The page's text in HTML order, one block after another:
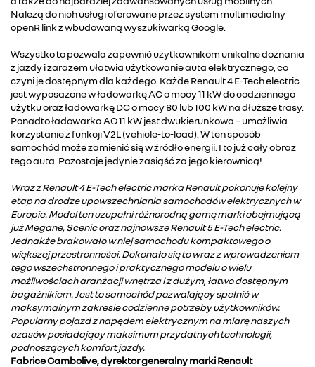
Należą do nich usługi oferowane przez system multimedialny
openR link z wbudowaną wyszukiwarką Google.
Wszystko to pozwala zapewnić użytkownikom unikalne doznania
z jazdy i zarazem ułatwia użytkowanie auta elektrycznego, co
czyni je dostępnym dla każdego. Każde Renault 4 E-Tech electric
jest wyposażone w ładowarkę AC o mocy 11 kW do codziennego
użytku oraz ładowarkę DC o mocy 80 lub 100 kW na dłuższe trasy.
Ponadto ładowarka AC 11 kW jest dwukierunkowa – umożliwia
korzystanie z funkcji V2L (vehicle-to-load). W ten sposób
samochód może zamienić się w źródło energii. I to już cały obraz
tego auta. Pozostaje jedynie zasiąść za jego kierownicą!
Wraz z Renault 4 E-Tech electric marka Renault pokonuje kolejny
etap na drodze upowszechniania samochodów elektrycznych w
Europie. Model ten uzupełni różnorodną gamę marki obejmującą
już Megane, Scenic oraz najnowsze Renault 5 E-Tech electric.
Jednakże brakowało w niej samochodu kompaktowego o
większej przestronności. Dokonało się to wraz z wprowadzeniem
tego wszechstronnego i praktycznego modelu o wielu
możliwościach aranżacji wnętrza i z dużym, łatwo dostępnym
bagażnikiem. Jest to samochód pozwalający spełnić w
maksymalnym zakresie codzienne potrzeby użytkowników.
Popularny pojazd z napędem elektrycznym na miarę naszych
czasów posiadający maksimum przydatnych technologii,
podnoszących komfort jazdy.
Fabrice Cambolive, dyrektor generalny marki Renault